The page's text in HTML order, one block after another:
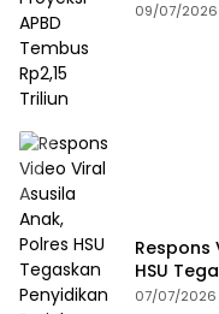
09/07/2026
Respons
HSU
Lindungi
07/07/2026